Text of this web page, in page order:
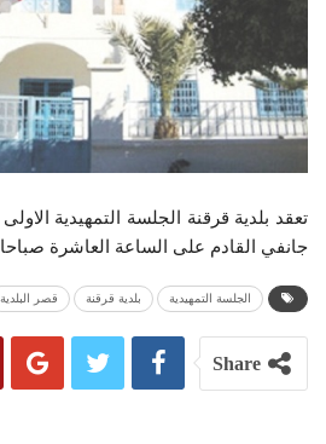
جانفي القادم على الساعة العاشرة صباحا
الجلسة التمهيدية بلدية قرقنة قصر البلدية
Share